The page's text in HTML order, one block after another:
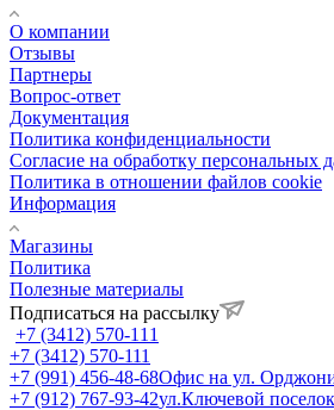
О компании
Отзывы
Партнеры
Вопрос-ответ
Документация
Политика конфиденциальности
Согласие на обработку персональных
Политика в отношении файлов cookie
Информация
Магазины
Политика
Полезные материалы
Подписаться на рассылку
+7 (3412) 570-111
+7 (3412) 570-111
+7 (991) 456-48-68Офис на ул.
+7 (912) 767-93-42ул.Ключевой